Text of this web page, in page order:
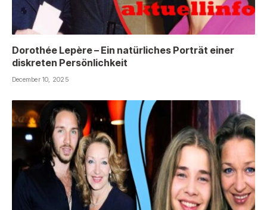
Dorothée Lepère – Ein natürliches Porträt einer
diskreten Persönlichkeit
December 10, 2025